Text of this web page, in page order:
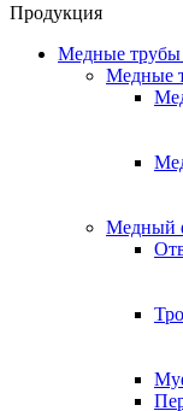
Продукция
Медные
Медные
Медный